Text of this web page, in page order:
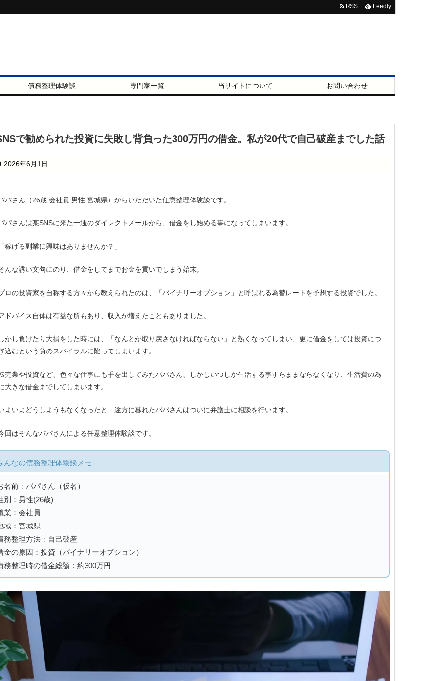
債務整理体験談 専門家一覧 当サイトについて お問い合わせ
RSS Feedly
で勧められた投資に失敗し背負った300万円の借金。私が20代で自己破産までした話
2026年6月1日
パさん（26歳 会社員 男性 宮城県）からいただいた任意整理体験談です。
パさんは某SNSに来た一通のダイレクトメールから、借金をし始める事になってしまいます。
稼げる副業に興味はありませんか？」
んな誘い文句にのり、借金をしてまでお金を貢いでしまう始末。
ロの投資家を自称する方々から教えられたのは、「バイナリーオプション」と呼ばれる為替レートを予想する投資でした。
ドバイス自体は有益な所もあり、収入が増えたこともありました。
かし負けたり大損をした時には、「なんとか取り戻さなければならない」と熱くなってしまい、更に借金をしては投資につ
込むという負のスパイラルに陥ってしまいます。
売業や投資など、色々な仕事にも手を出してみたパパさん、しかしいつしか生活する事すらままならなくなり、生活費の為
大きな借金までしてしまいます。
よいよどうしようもなくなったと、途方に暮れたパパさんはついに弁護士に相談を行います。
回はそんなパパさんによる任意整理体験談です。
んなの債務整理体験談メモ
名前：パパさん（仮名）
別：男性(26歳)
業：会社員
域：宮城県
務整理方法：自己破産
金の原因：投資（バイナリーオプション）
務整理時の借金総額：約300万円